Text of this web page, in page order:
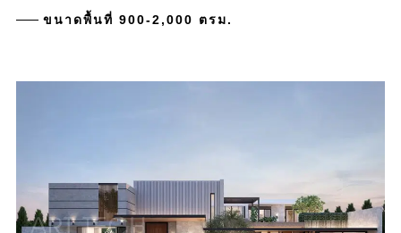
ขนาดพื้นที่ 900-2,000 ตรม.